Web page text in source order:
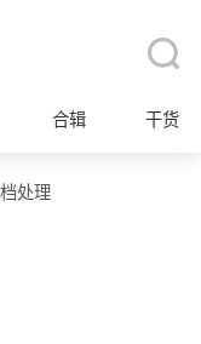
合辑 干货
处理